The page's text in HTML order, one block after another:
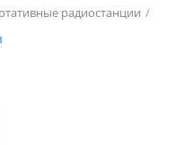
радиостанции /